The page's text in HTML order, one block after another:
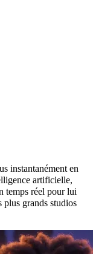
instantanément en
artificielle,
temps réel pour lui
plus grands studios